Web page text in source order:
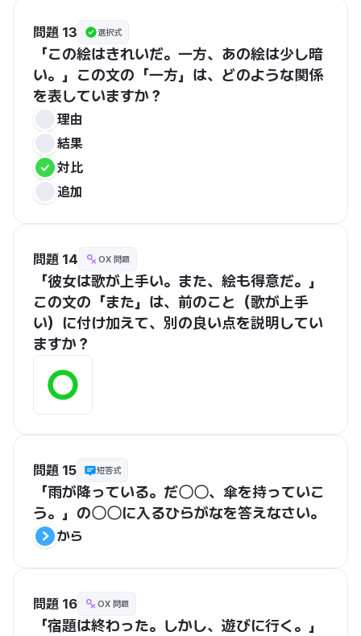
問題 13 選択式
「この絵はきれいだ。一方、あの絵は少し暗
い。」この文の「一方」は、どのような関係
を表していますか？
理由
結果
対比
追加
問題 14 OX 問題
「彼女は歌が上手い。また、絵も得意だ。」
この文の「また」は、前のこと（歌が上手
い）に付け加えて、別の良い点を説明してい
ますか？
問題 15 短答式
「雨が降っている。だ〇〇、傘を持っていこ
う。」の〇〇に入るひらがなを答えなさい。
から
問題 16 OX 問題
「宿題は終わった。しかし、遊びに行く。」